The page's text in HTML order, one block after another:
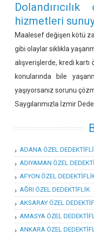
hizmetleri
Maalesef değişen kötü
gibi olaylar sıklıkla
alışverişlerde, kredi
konularında bile
yaşıyorsanız sorunu
Saygılarımızla İzmir
ADANA ÖZEL
ADIYAMAN ÖZEL
AFYON ÖZEL
AĞRI ÖZEL DEDEKTİFLİK
AKSARAY ÖZEL
AMASYA ÖZEL
ANKARA ÖZEL